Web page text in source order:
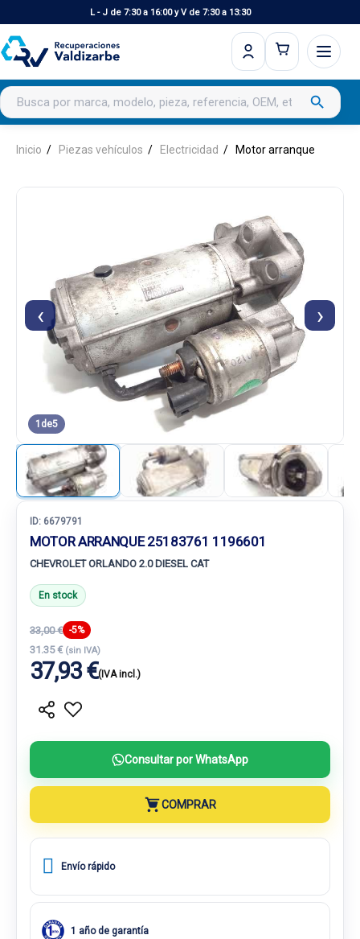
L - J de 7:30 a 16:00 y V de 7:30 a 13:30
Buscar productos search
Inicio Piezas vehículos Electricidad Motor arranque
‹ ›
1 de5
ID: 6679791
MOTOR ARRANQUE 25183761 1196601
CHEVROLET ORLANDO 2.0 DIESEL CAT
En stock
33,00 € -5%
31.35 € (sin IVA)
37,93 €(IVA incl.)
Consultar por WhatsApp
COMPRAR
Envío rápido
1 año de garantía